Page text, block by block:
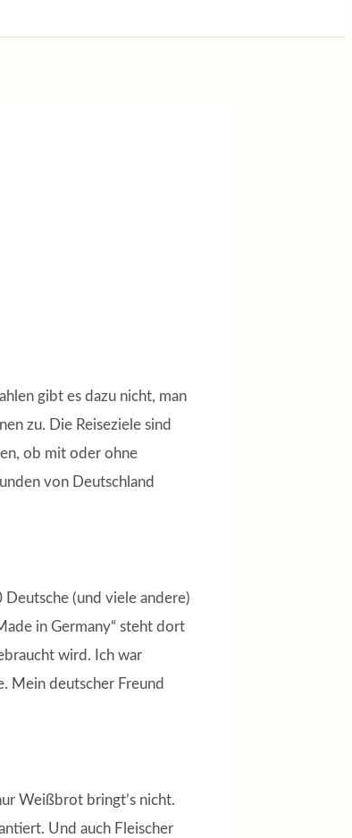
gibt es dazu nicht, man
zu. Die Reiseziele sind
ob mit oder ohne
von Deutschland
Deutsche (und viele andere)
in Germany“ steht dort
wird. Ich war
Mein deutscher Freund
Weißbrot bringt’s nicht.
Und auch Fleischer